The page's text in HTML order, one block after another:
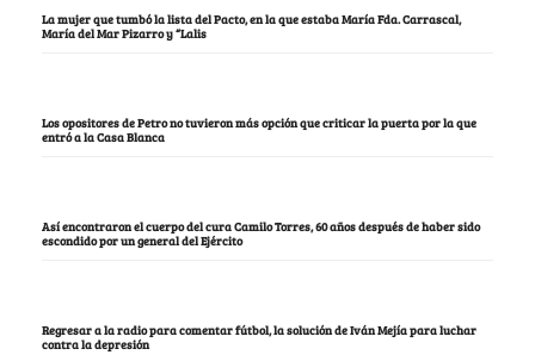
La mujer que tumbó la lista del Pacto, en la que estaba María Fda. Carrascal,
María del Mar Pizarro y “Lalis
Los opositores de Petro no tuvieron más opción que criticar la puerta por la que
entró a la Casa Blanca
Así encontraron el cuerpo del cura Camilo Torres, 60 años después de haber sido
escondido por un general del Ejército
Regresar a la radio para comentar fútbol, la solución de Iván Mejía para luchar
contra la depresión